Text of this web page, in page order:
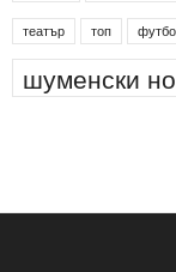
театър топ
шуменски